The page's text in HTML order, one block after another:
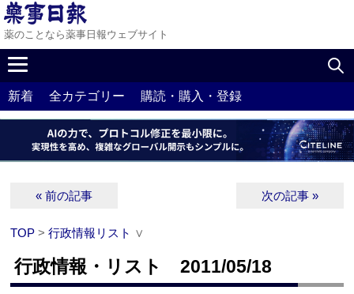
薬のことなら薬事日報ウェブサイト
新着 全カテゴリー 購読・購入・登録
« 前の記事 次の記事 »
TOP >行政情報リスト ∨
行政情報・リスト 2011/05/18